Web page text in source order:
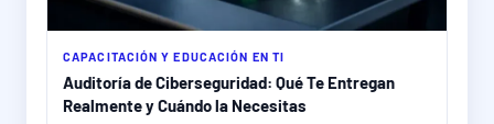
CAPACITACIÓN Y EDUCACIÓN EN TI
Auditoría de Ciberseguridad: Qué Te Entregan
Realmente y Cuándo la Necesitas